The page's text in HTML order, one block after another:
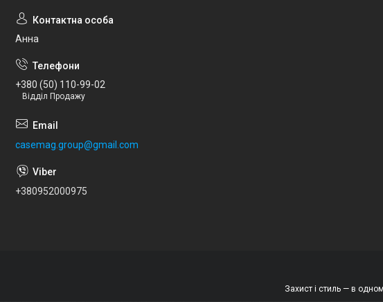
Анна
+380 (50) 110-99-02
Відділ Продажу
casemag.group@gmail.com
+380952000975